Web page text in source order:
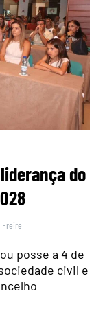
do
Freire
posse a 4 de
civil e